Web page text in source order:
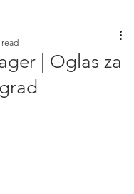
| Oglas za
read